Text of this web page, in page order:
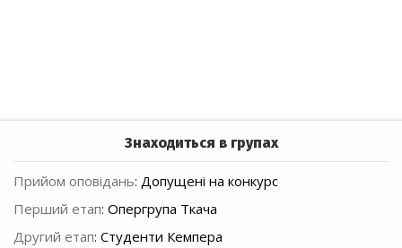
Знаходиться в групах
Прийом оповідань: Допущені на конкурс
Перший етап: Опергрупа Ткача
Другий етап: Студенти Кемпера